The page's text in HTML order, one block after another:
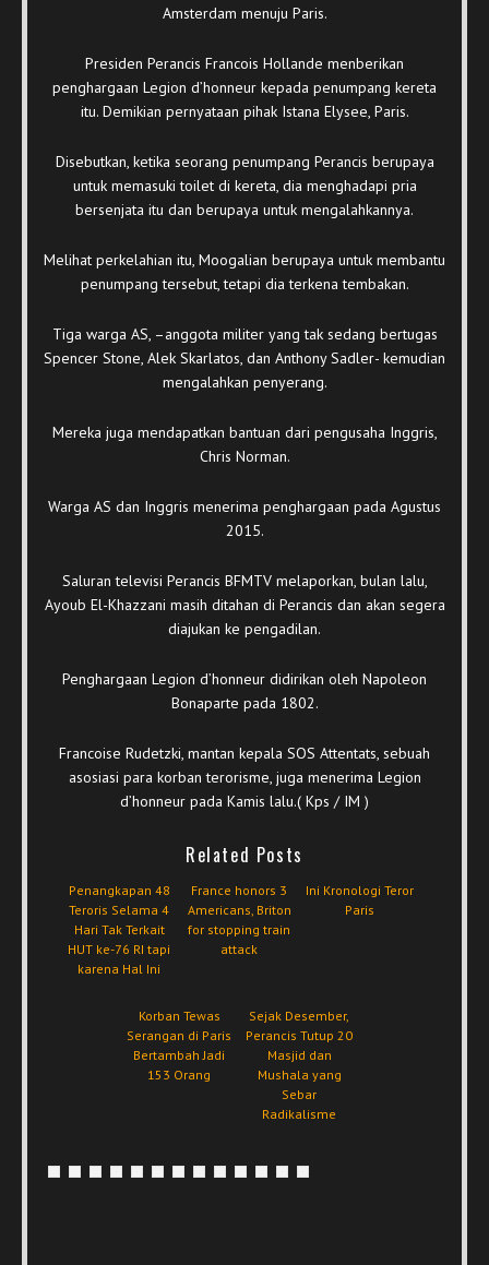
Amsterdam menuju Paris.
Presiden Perancis Francois Hollande menberikan
penghargaan Legion d’honneur kepada penumpang kereta
itu. Demikian pernyataan pihak Istana Elysee, Paris.
Disebutkan, ketika seorang penumpang Perancis berupaya
untuk memasuki toilet di kereta, dia menghadapi pria
bersenjata itu dan berupaya untuk mengalahkannya.
Melihat perkelahian itu, Moogalian berupaya untuk membantu
penumpang tersebut, tetapi dia terkena tembakan.
Tiga warga AS, –anggota militer yang tak sedang bertugas
Spencer Stone, Alek Skarlatos, dan Anthony Sadler- kemudian
mengalahkan penyerang.
Mereka juga mendapatkan bantuan dari pengusaha Inggris,
Chris Norman.
Warga AS dan Inggris menerima penghargaan pada Agustus
2015.
Saluran televisi Perancis BFMTV melaporkan, bulan lalu,
Ayoub El-Khazzani masih ditahan di Perancis dan akan segera
diajukan ke pengadilan.
Penghargaan Legion d’honneur didirikan oleh Napoleon
Bonaparte pada 1802.
Francoise Rudetzki, mantan kepala SOS Attentats, sebuah
asosiasi para korban terorisme, juga menerima Legion
d’honneur pada Kamis lalu.( Kps / IM )
Related Posts
Penangkapan 48
Teroris Selama 4
Hari Tak Terkait
HUT ke-76 RI tapi
karena Hal Ini
France honors 3
Americans, Briton
for stopping train
attack
Ini Kronologi Teror
Paris
Korban Tewas
Serangan di Paris
Bertambah Jadi
153 Orang
Sejak Desember,
Perancis Tutup 20
Masjid dan
Mushala yang
Sebar
Radikalisme